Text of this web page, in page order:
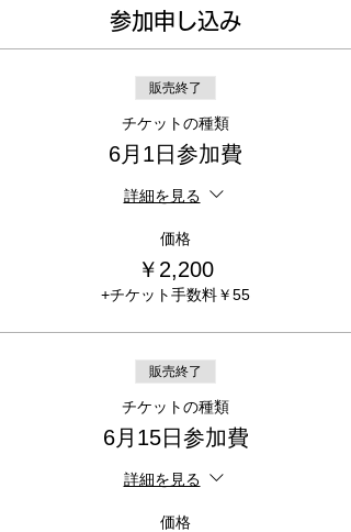
参加申し込み
販売終了
チケットの種類
6月1日参加費
詳細を見る
価格
￥2,200
+チケット手数料￥55
販売終了
チケットの種類
6月15日参加費
詳細を見る
価格